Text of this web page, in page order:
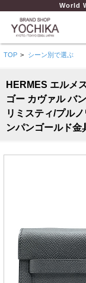
World
TOP > シーン別で選ぶ
HERMES エルメ
ゴー カヴァル バ
リミスティ/プル
ンパンゴールド金